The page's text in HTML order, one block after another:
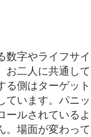
数字やライフサイ
お二人に共通して
る側はターゲット
ています。パニッ
ールされているよ
。場面が変わって